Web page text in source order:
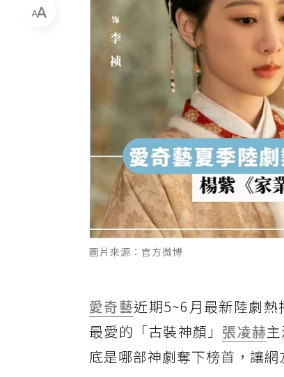
圖片來源：官方微博
愛奇藝近期5~6月最新陸劇
最愛的「古裝神顏」 張凌赫
底是哪部神劇奪下榜首，讓